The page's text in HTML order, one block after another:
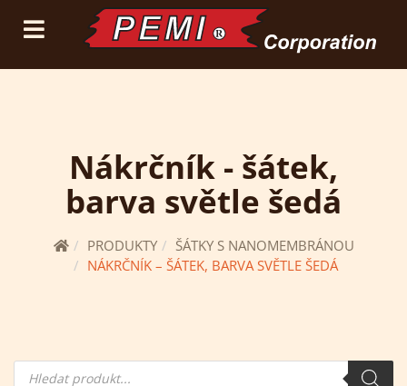
přihlásit se (current)registrace
Nákrčník - šátek,
barva světle šedá
PRODUKTY
ŠÁTKY S NANOMEMBRÁNOU
NÁKRČNÍK – ŠÁTEK, BARVA SVĚTLE ŠEDÁ
Hledání